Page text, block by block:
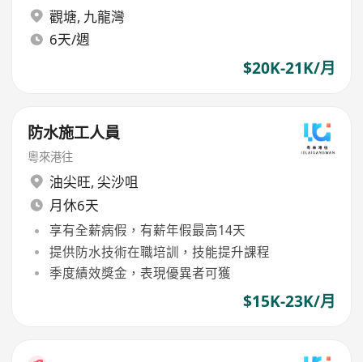
觀塘, 九龍灣
6天/週
$20K-21K/月
防水施工人員
粵來港往
油尖旺, 尖沙咀
月休6天
享有全薪病假，有薪年假最高14天
提供防水技術在職培訓，技能提升課程
季度績效獎金，表現優異者可獲
$15K-23K/月